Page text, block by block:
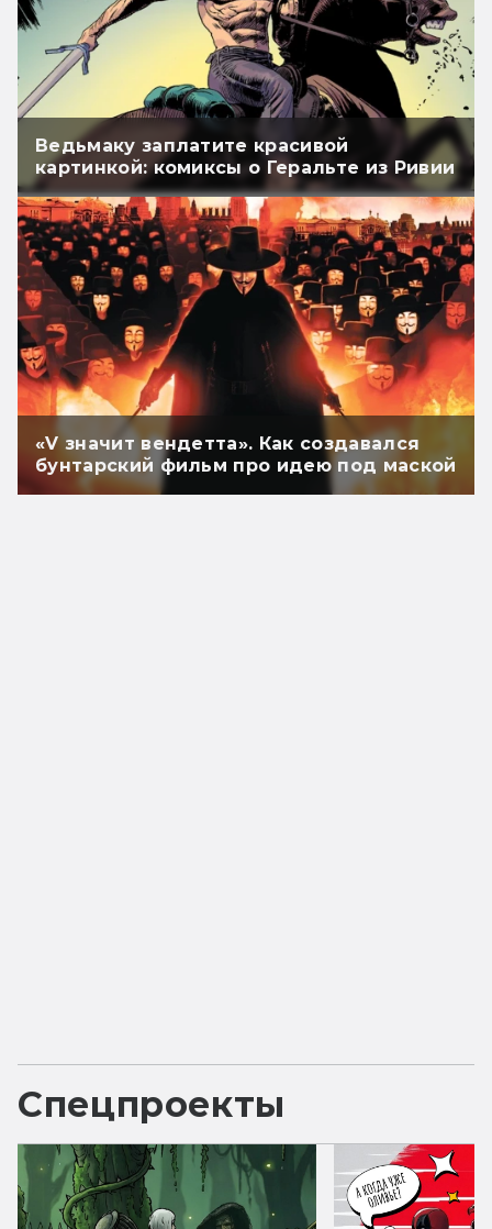
Ведьмаку заплатите красивой
картинкой: комиксы о Геральте из Ривии
«V значит вендетта». Как создавался
бунтарский фильм про идею под маской
Спецпроекты